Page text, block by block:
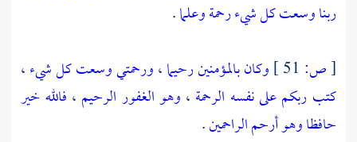
ربنا وسعت كل شيء رحمة وعلما.
[ص: وكان بالمؤمنين رحيما،ورحمتي وسعت كل شيء،
كتب ربكم على نفسه الرحمة ، وهو الغفور الرحيم ، فالله خير
حافظا وهو أرحم الراحمين.